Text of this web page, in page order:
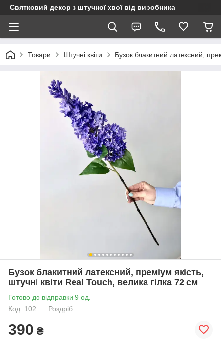
Святковий декор з штучної хвої від виробника
Товари Штучні квіти Бузок блакитний латексний,
Бузок блакитний латексний, преміум якість,
штучні квіти Real Touch, велика гілка 72 см
Готово до відправки 9 од.
Код: 102
Роздріб
390 ₴